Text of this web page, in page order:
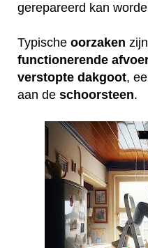
gerepareerd kan
Typische oorzaken
functionerende
verstopte dakgoot,
aan de schoorsteen.